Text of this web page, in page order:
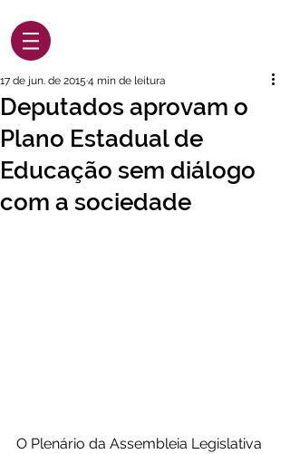
Deputados aprovam o
Plano Estadual de
Educação sem diálogo
com a sociedade
17 de jun. de 2015 4 min de leitura
O Plenário da Assembleia Legislativa